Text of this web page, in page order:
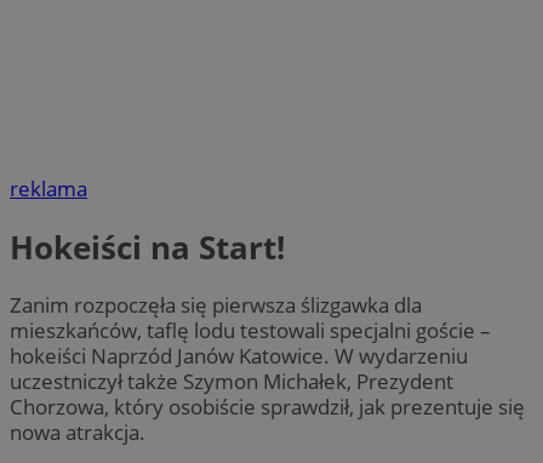
reklama
Hokeiści na Start!
Zanim rozpoczęła się pierwsza ślizgawka dla
mieszkańców, taflę lodu testowali specjalni goście –
hokeiści Naprzód Janów Katowice. W wydarzeniu
uczestniczył także Szymon Michałek, Prezydent
Chorzowa, który osobiście sprawdził, jak prezentuje się
nowa atrakcja.